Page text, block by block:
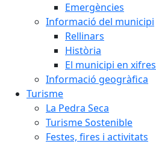
Emergències
Informació del municipi
Rellinars
Història
El municipi en xifres
Informació geogràfica
Turisme
La Pedra Seca
Turisme Sostenible
Festes, fires i activitats